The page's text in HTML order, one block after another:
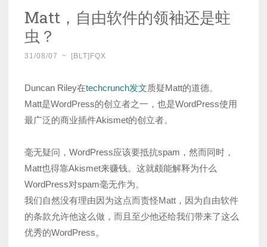
Matt，自由软件的领袖还是蛀
虫？
31/08/07 ~ [BLT]FQX
Duncan Riley在techcrunch发文质疑Matt的道德。
Matt是WordPress的创立者之一，也是WordPress使用
最广泛的商业插件Akismet的创立者。
毫无疑问，WordPress应该要抵抗spam，然而同时，
Matt也得靠Akismet来赚钱。这就颇能解释为什么
WordPress对spam毫无作为。
我们自然没有理由因为这点而责怪Matt，因为自由软件
的条款允许他这么做，而且至少他还给我们带来了这么
优秀的WordPress。